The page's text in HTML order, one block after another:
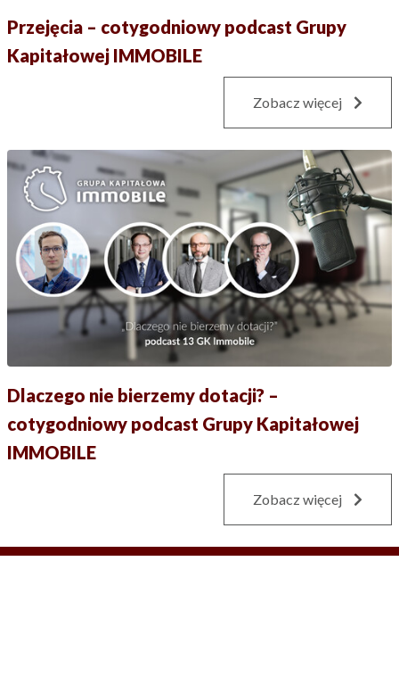
Przejęcia – cotygodniowy podcast Grupy
Kapitałowej IMMOBILE
Zobacz więcej
Dlaczego nie bierzemy dotacji? –
cotygodniowy podcast Grupy Kapitałowej
IMMOBILE
Zobacz więcej